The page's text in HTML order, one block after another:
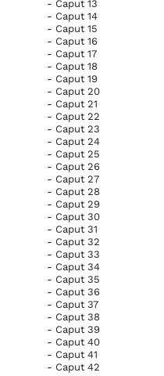
Paus Leo XIV in Pavia:
een taak"
Paus in Pavia: St.
"naar het innerlijk" toe te
RK Documenten
kerkelijke
Katholieke Kerk in
en is volledig
Ik help mee!
- Caput 13
- Caput 14
- Caput 15
- Caput 16
- Caput 17
- Caput 18
- Caput 19
- Caput 20
- Caput 21
- Caput 22
- Caput 23
- Caput 24
- Caput 25
- Caput 26
- Caput 27
- Caput 28
- Caput 29
- Caput 30
- Caput 31
- Caput 32
- Caput 33
- Caput 34
- Caput 35
- Caput 36
- Caput 37
- Caput 38
- Caput 39
- Caput 40
- Caput 41
- Caput 42
Venit calvitium
reliquiae Enacim,
O mucro Domini,
Ingredere in
Quomodo quiescet,
adversus
regiones ibique